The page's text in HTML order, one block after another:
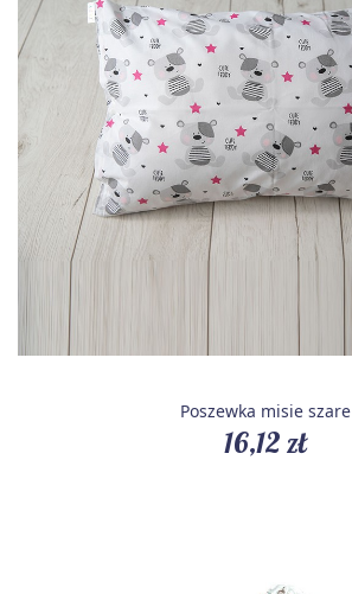
Poszewka misie szare
16,12 zł